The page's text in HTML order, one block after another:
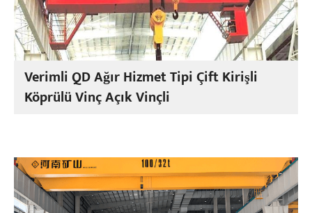
Verimli QD Ağır Hizmet Tipi Çift Kirişli
Köprülü Vinç Açık Vinçli